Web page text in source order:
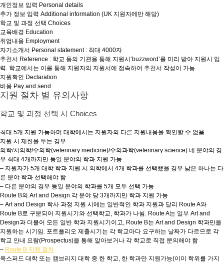
개인정보 입력 Personal details
추가 정보 입력 Additional information (UK 지원자에만 해당)
학교 및 과정 선택 Choices
교육배경 Education
취업내용 Employment
자기소개서 Personal statement : 최대 4000자
추천서 Reference : 학교 등의 기관을 통해 지원시‘buzzword’를 미리 받아 지원시 입
력. 학교에서는 이를 통해 지원자의 지원서에 접속하여 추천서 작성이 가능
지원확인 Declaration
비용 Pay and send
지원 절차 별 유의사항
학교 및 과정 선택 시 Choices
최대 5개 지원 가능하며 대학에서는 지원자의 다른 지원내용을 확인할 수 없음
지원 시 제한을 두는 경우
의학/치의학/수의학(veterinary medicine)/수의과학(veterinary science) 네 분야의 경
우 최대 4개까지만 동일 분야의 학과 지원 가능
– 지원자가 5개 대학 학과 지원 시 의학에서 4개 학과를 선택했을 경우 남은 하나는 다
른 분야 학과 선택해야 함
– 다른 분야의 경우 동일 분야의 학과를 5개 모두 선택 가능
Route B의 Art and Design 각 분야 당 3개까지만 학과 지원 가능
– Art and Design 학사 과정 지원 시에는 일반적인 학과 지원과 달리 Route A와
Route B로 구분되어 지원시기와 선택학교, 학과가 나뉨. Route A는 일부 Art and
Design과 더불어 모든 일반 학과 지원시기이고, Route B는 Art and Design 학과만을
지원하는 시기임. 포트폴리오 제출시기는 각 학교마다 요구하는 날짜가 다르므로 각
학교 안내 요람(Prospectus)을 통해 알아보거나 각 학교로 직접 문의해야 함
– Route B 지원 절차
옥스퍼드 대학 또는 캠브리지 대학 중 한 학교, 한 학과만 지원가능(이미 학위를 가지